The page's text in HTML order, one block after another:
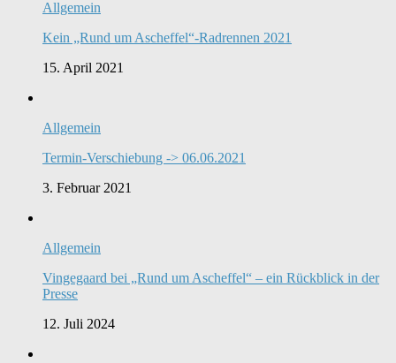
Allgemein
Kein „Rund um Ascheffel“-Radrennen 2021
15. April 2021
Allgemein
Termin-Verschiebung -> 06.06.2021
3. Februar 2021
Allgemein
Vingegaard bei „Rund um Ascheffel“ – ein Rückblick in der
Presse
12. Juli 2024